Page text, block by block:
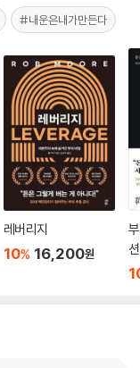
#내운은내가만든다
레버리지
10% 16,200원